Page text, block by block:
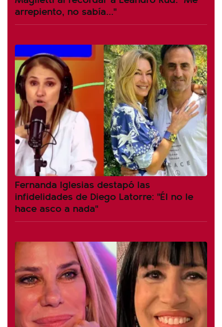
arrepiento, no sabía..."
Fernanda Iglesias destapó las
infidelidades de Diego Latorre: "Él no le
hace asco a nada"